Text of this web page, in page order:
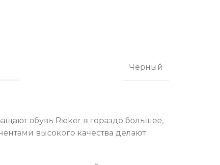
Чёрный
обувь Rieker в гораздо большее,
высокого качества делают